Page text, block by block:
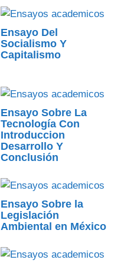
Ensayo Del
Socialismo Y
Capitalismo
Ensayo Sobre La
Tecnología Con
Introduccion
Desarrollo Y
Conclusión
Ensayo Sobre la
Legislación
Ambiental en México